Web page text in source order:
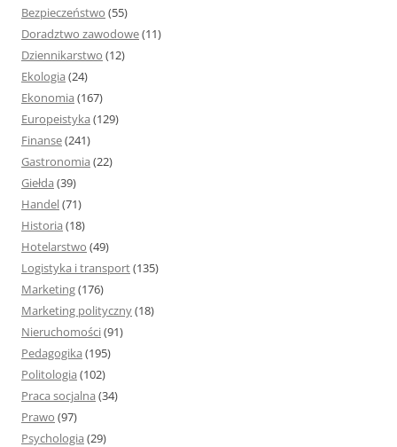
Bezpieczeństwo (55)
Doradztwo zawodowe(11)
Dziennikarstwo (12)
Ekologia (24)
Ekonomia (167)
Europeistyka (129)
Finanse(241)
Gastronomia (22)
Giełda (39)
Handel(71)
Historia (18)
Hotelarstwo (49)
Logistyka i transport(135)
Marketing(176)
Marketing polityczny(18)
Nieruchomości(91)
Pedagogika (195)
Politologia (102)
Praca socjalna (34)
Prawo (97)
Psychologia (29)